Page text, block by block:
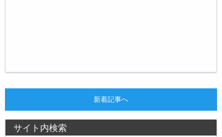
新着記事へ
サイト内検索